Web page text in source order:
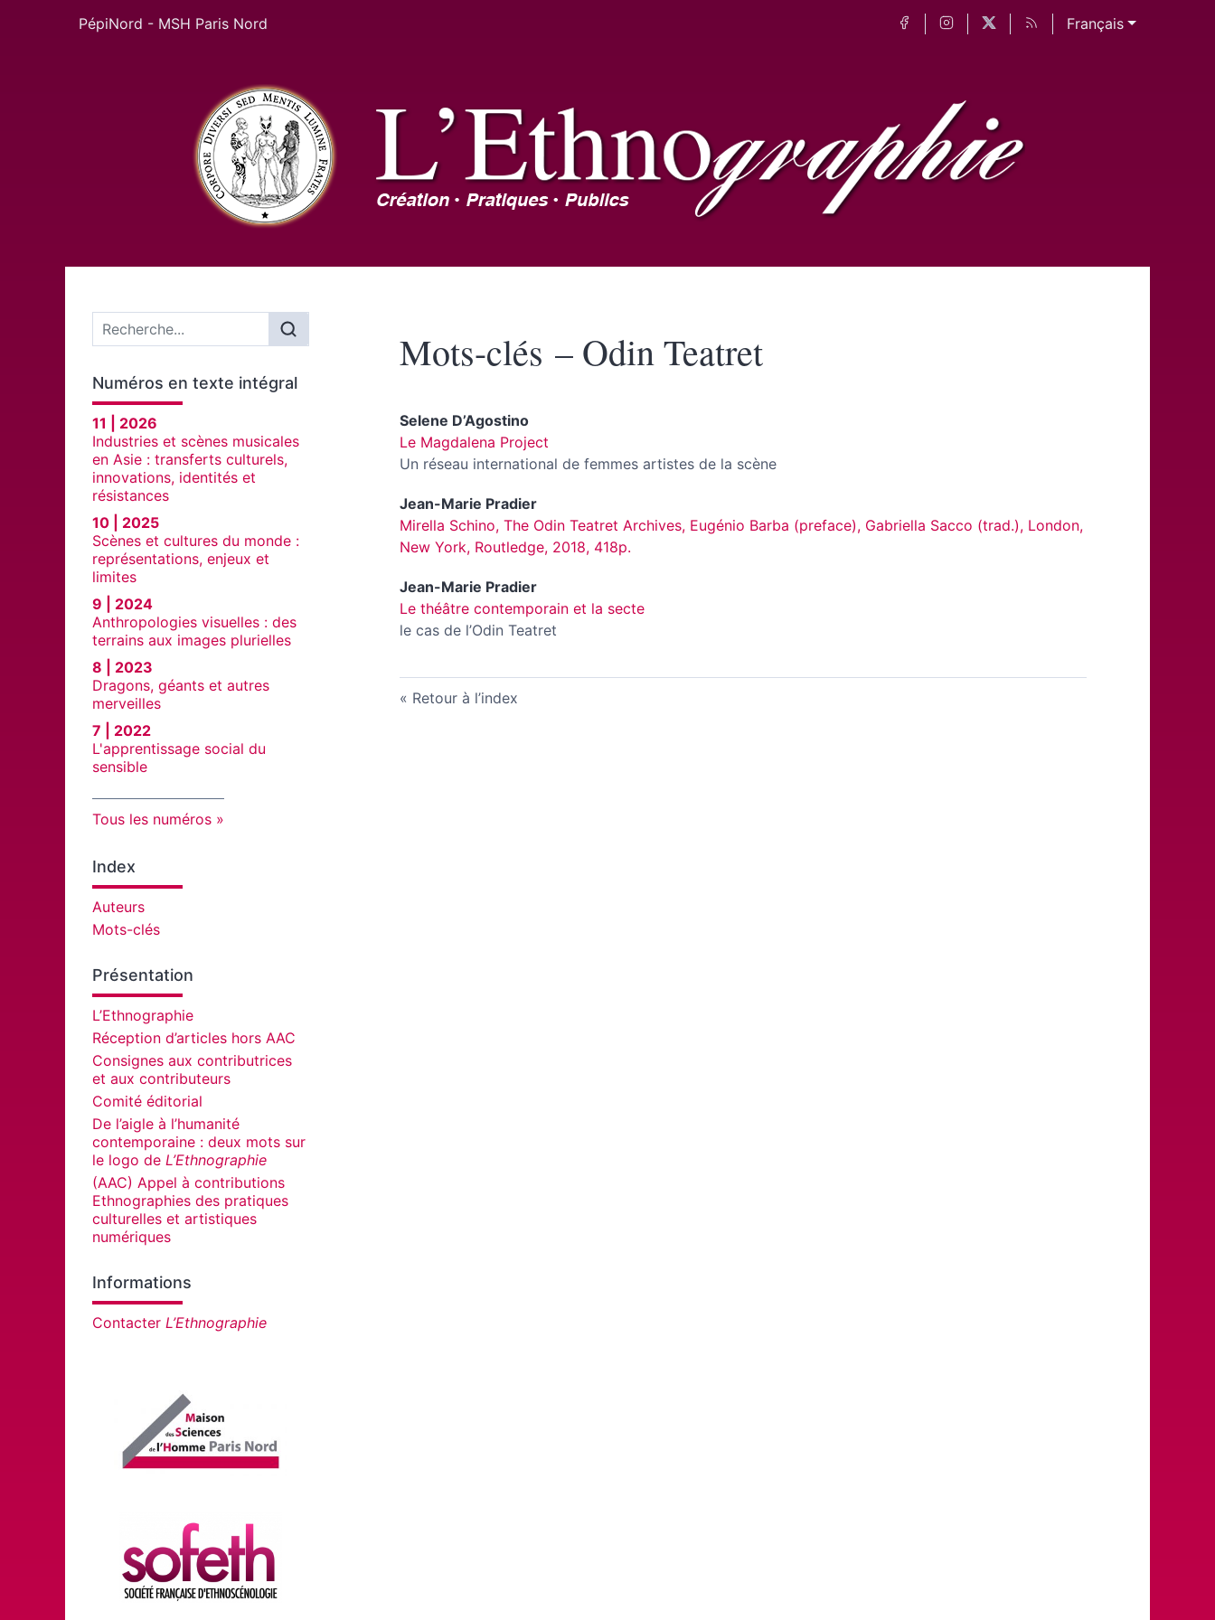
PépiNord - MSH Paris Nord Français
Menu principal
Numéros en texte intégral
11 | 2026
Industries et scènes musicales
en Asie : transferts culturels,
innovations, identités et
résistances
10 | 2025
Scènes et cultures du monde :
représentations, enjeux et
limites
9 | 2024
Anthropologies visuelles : des
terrains aux images plurielles
8 | 2023
Dragons, géants et autres
merveilles
7 | 2022
L'apprentissage social du
sensible
Tous les numéros
Index
Auteurs
Mots-clés
Présentation
L’Ethnographie
Réception d’articles hors AAC
Consignes aux contributrices
et aux contributeurs
Comité éditorial
De l’aigle à l’humanité
contemporaine : deux mots sur
le logo de L’Ethnographie
(AAC) Appel à contributions
Ethnographies des pratiques
culturelles et artistiques
numériques
Informations
Contacter L’Ethnographie
Affiliations/partenaires
Mots-clés – Odin Teatret
Selene D’Agostino
Le Magdalena Project
Un réseau international de femmes artistes de la scène
Jean-Marie Pradier
Mirella Schino, The Odin Teatret Archives, Eugénio Barba (preface), Gabriella Sacco (trad.), London,
New York, Routledge, 2018, 418p.
Jean-Marie Pradier
Le théâtre contemporain et la secte
le cas de l’Odin Teatret
Retour à l’index